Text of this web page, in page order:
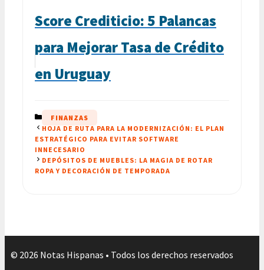
Score Crediticio: 5 Palancas
para Mejorar Tasa de Crédito
en Uruguay
CATEGORÍAS
FINANZAS
HOJA DE RUTA PARA LA MODERNIZACIÓN: EL PLAN
ESTRATÉGICO PARA EVITAR SOFTWARE
INNECESARIO
DEPÓSITOS DE MUEBLES: LA MAGIA DE ROTAR
ROPA Y DECORACIÓN DE TEMPORADA
© 2026 Notas Hispanas • Todos los derechos reservados